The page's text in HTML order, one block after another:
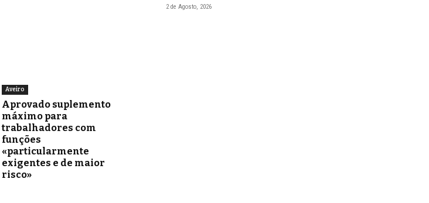
Aveiro
Aprovado suplemento
máximo para
trabalhadores com
funções
«particularmente
exigentes e de maior
risco»
2 de Agosto, 2026